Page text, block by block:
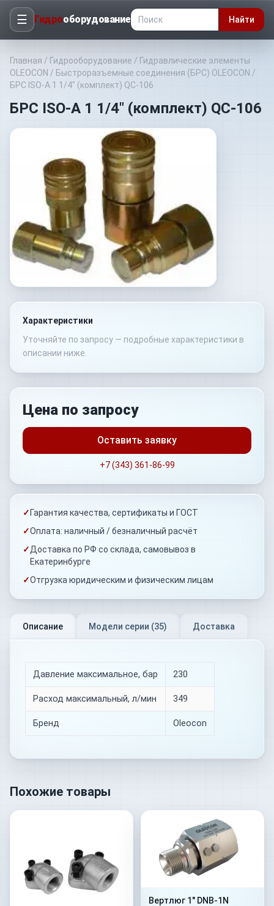
☰ Гидрооборудование Найти
Главная / Гидрооборудование / Гидравлические элементы
OLEOCON / Быстроразъемные соединения (БРС) OLEOCON /
БРС ISO-A 1 1/4" (комплект) QC-106
БРС ISO-A 1 1/4" (комплект) QC-106
Характеристики
Уточняйте по запросу — подробные характеристики в
описании ниже.
Цена по запросу
Оставить заявку
+7 (343) 361-86-99
✓ Гарантия качества, сертификаты и ГОСТ
✓Оплата: наличный / безналичный расчёт
✓Доставка по РФ со склада, самовывоз в
Екатеринбурге
✓Отгрузка юридическим и физическим лицам
Описание Модели серии (35) Доставка
Давление максимальное, бар 230
Расход максимальный, л/мин 349
Бренд Oleocon
Похожие товары
Вертлюг 1" DNB-1N